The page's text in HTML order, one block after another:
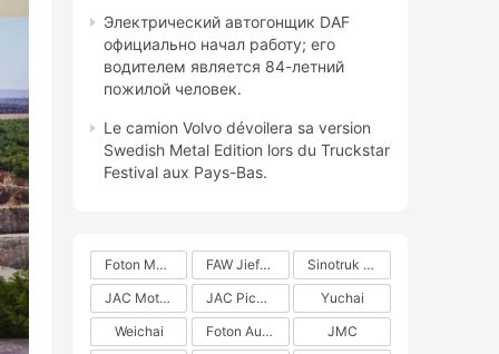
Электрический автогонщик DAF
официально начал работу; его
водителем является 84-летний
пожилой человек.
Le camion Volvo dévoilera sa version
Swedish Metal Edition lors du Truckstar
Festival aux Pays-Bas.
Foton Motors FAW Jiefang
Sinotruk Group
JAC Motors
JAC Pickups
Yuchai
Weichai
Foton Auman
JMC